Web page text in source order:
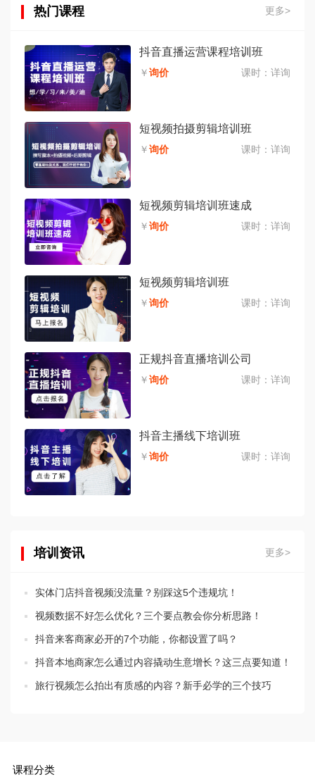
热门课程 更多>
抖音直播运营课程培训班
￥询价 课时： 详询
短视频拍摄剪辑培训班
￥询价 课时： 详询
短视频剪辑培训班速成
￥询价 课时： 详询
短视频剪辑培训班
￥询价 课时： 详询
正规抖音直播培训公司
￥询价 课时： 详询
抖音主播线下培训班
￥询价 课时： 详询
培训资讯 更多>
实体门店抖音视频没流量？别踩这5个违规坑！
视频数据不好怎么优化？三个要点教会你分析思路！
抖音来客商家必开的7个功能，你都设置了吗？
抖音本地商家怎么通过内容撬动生意增长？这三点要知道！
旅行视频怎么拍出有质感的内容？新手必学的三个技巧
课程分类